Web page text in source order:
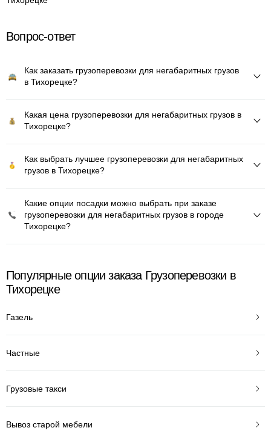
Вопрос-ответ
Как заказать грузоперевозки для негабаритных грузов
в Тихорецке?
Какая цена грузоперевозки для негабаритных грузов в
Тихорецке?
Как выбрать лучшее грузоперевозки для негабаритных
грузов в Тихорецке?
Какие опции посадки можно выбрать при заказе
грузоперевозки для негабаритных грузов в городе
Тихорецке?
Популярные опции заказа Грузоперевозки в
Тихорецке
Газель
Частные
Грузовые такси
Вывоз старой мебели